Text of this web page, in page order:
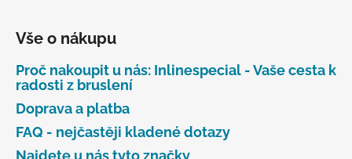
Vše o nákupu
Proč nakoupit u nás: Inlinespecial - Vaše cesta k
radosti z bruslení
Doprava a platba
FAQ - nejčastěji kladené dotazy